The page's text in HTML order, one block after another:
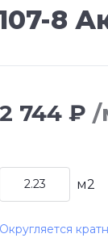
8
2 744 ₽ /
м2
Округляется